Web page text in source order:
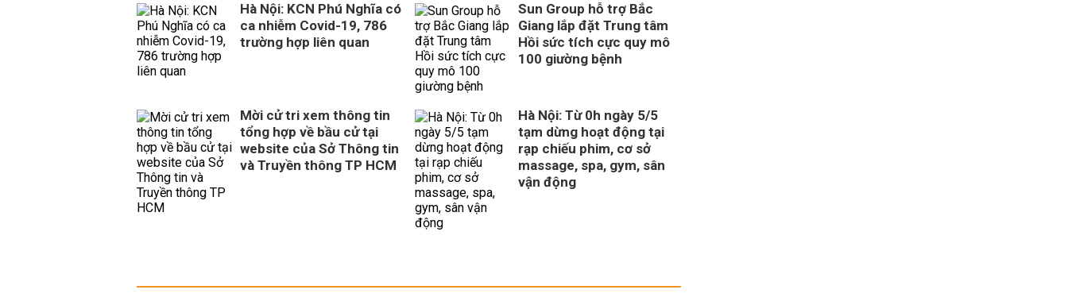
Hà Nội: KCN Phú Nghĩa có
ca nhiễm Covid-19, 786
trường hợp liên quan
Sun Group hỗ trợ Bắc
Giang lắp đặt Trung tâm
Hồi sức tích cực quy mô
100 giường bệnh
Mời cử tri xem thông tin
tổng hợp về bầu cử tại
website của Sở Thông tin
và Truyền thông TP HCM
Hà Nội: Từ 0h ngày 5/5
tạm dừng hoạt động tại
rạp chiếu phim, cơ sở
massage, spa, gym, sân
vận động